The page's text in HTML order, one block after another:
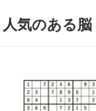
人気のある脳